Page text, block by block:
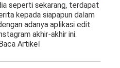
seperti sekarang, terdapat
kepada siapapun dalam
adanya aplikasi edit
akhir-akhir ini.
Artikel